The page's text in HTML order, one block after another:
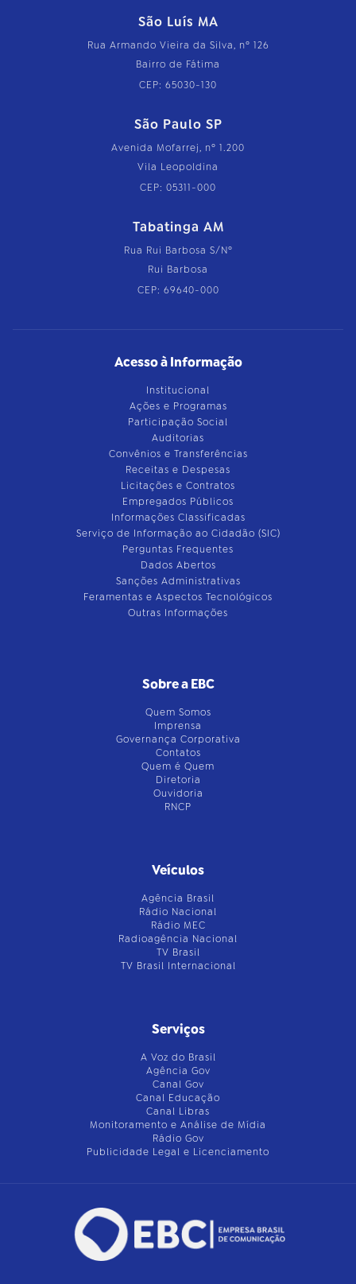
São Luís MA
Rua Armando Vieira da Silva, nº 126
Bairro de Fátima
CEP: 65030-130
São Paulo SP
Avenida Mofarrej, nº 1.200
Vila Leopoldina
CEP: 05311-000
Tabatinga AM
Rua Rui Barbosa S/Nº
Rui Barbosa
CEP: 69640-000
Acesso à Informação
Institucional
Ações e Programas
Participação Social
Auditorias
Convênios e Transferências
Receitas e Despesas
Licitações e Contratos
Empregados Públicos
Informações Classificadas
Serviço de Informação ao Cidadão (SIC)
Perguntas Frequentes
Dados Abertos
Sanções Administrativas
Feramentas e Aspectos Tecnológicos
Outras Informações
Sobre a EBC
Quem Somos
Imprensa
Governança Corporativa
Contatos
Quem é Quem
Diretoria
Ouvidoria
RNCP
Veículos
Agência Brasil
Rádio Nacional
Rádio MEC
Radioagência Nacional
TV Brasil
TV Brasil Internacional
Serviços
A Voz do Brasil
Agência Gov
Canal Gov
Canal Educação
Canal Libras
Monitoramento e Análise de Mídia
Rádio Gov
Publicidade Legal e Licenciamento